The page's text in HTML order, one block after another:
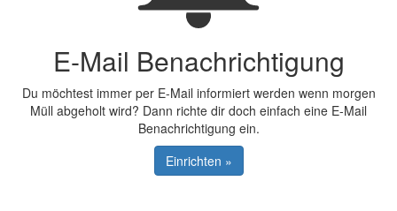
E-Mail Benachrichtigung
Du möchtest immer per E-Mail informiert werden wenn morgen
Müll abgeholt wird? Dann richte dir doch einfach eine E-Mail
Benachrichtigung ein.
Einrichten »